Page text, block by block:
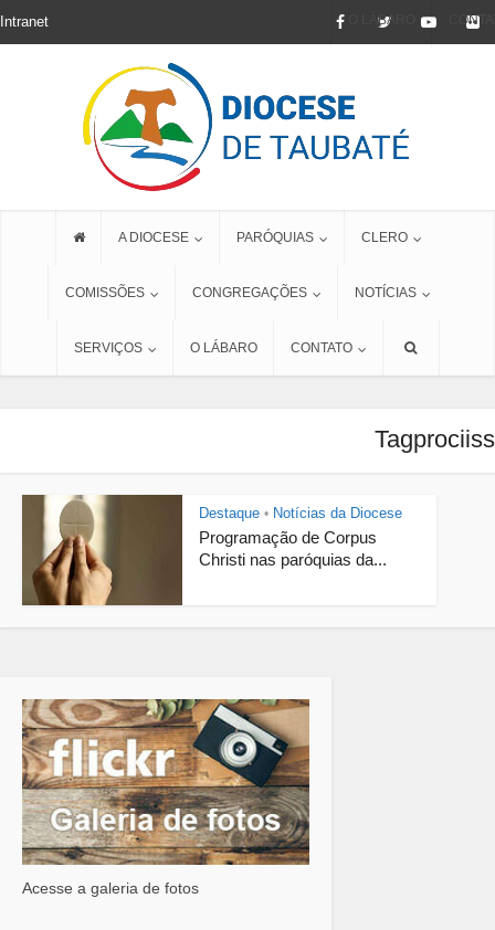
O LÁBARO
Intranet
A DIOCESE PARÓQUIAS CLERO
COMISSÕES CONGREGAÇÕES NOTÍCIAS
SERVIÇOS O LÁBARO CONTATO
Destaque • Notícias da Diocese
Programação de Corpus
Christi nas paróquias da...
Acesse a galeria de fotos